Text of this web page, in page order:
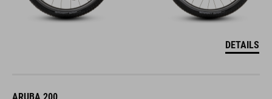
DETAILS
ARUBA 200